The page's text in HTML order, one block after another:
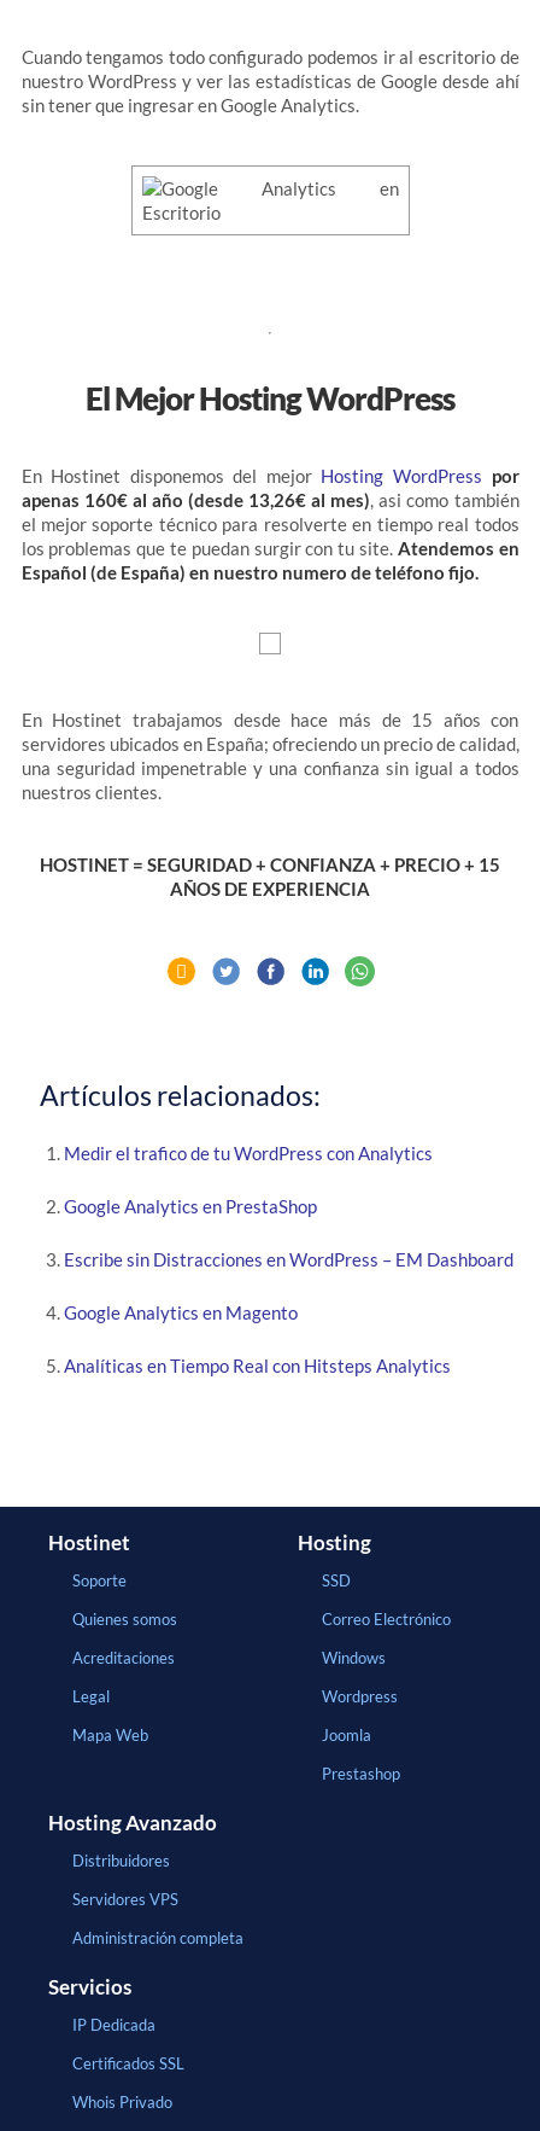
Cuando tengamos todo configurado podemos ir al escritorio de
nuestro WordPress y ver las estadísticas de Google desde ahí
sin tener que ingresar en Google Analytics.
El Mejor Hosting WordPress
En Hostinet disponemos del mejor Hosting WordPress por
apenas 160€ al año (desde 13,26€ al mes), asi como también
el mejor soporte técnico para resolverte en tiempo real todos
los problemas que te puedan surgir con tu site. Atendemos en
Español (de España) en nuestro numero de teléfono fijo.
En Hostinet trabajamos desde hace más de 15 años con
servidores ubicados en España; ofreciendo un precio de calidad,
una seguridad impenetrable y una confianza sin igual a todos
nuestros clientes.
HOSTINET = SEGURIDAD + CONFIANZA + PRECIO + 15
AÑOS DE EXPERIENCIA
Artículos relacionados:
Medir el trafico de tu WordPress con Analytics
Google Analytics en PrestaShop
Escribe sin Distracciones en WordPress – EM Dashboard
Google Analytics en Magento
Analíticas en Tiempo Real con Hitsteps Analytics
Hostinet
Soporte
Quienes somos
Acreditaciones
Legal
Mapa Web
Hosting
SSD
Correo Electrónico
Windows
Wordpress
Joomla
Prestashop
Hosting Avanzado
Distribuidores
Servidores VPS
Administración completa
Servicios
IP Dedicada
Certificados SSL
Whois Privado